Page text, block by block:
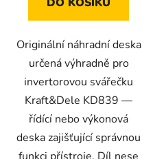
Originální náhradní deska
určená výhradně pro
invertorovou svářečku
Kraft&Dele KD839 —
řídící nebo výkonová
deska zajišťující správnou